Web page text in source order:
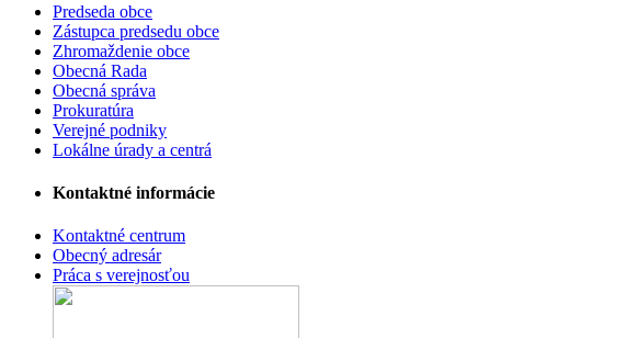
Predseda obce
Zástupca predsedu obce
Zhromaždenie obce
Obecná Rada
Obecná správa
Prokuratúra
Verejné podniky
Lokálne úrady a centrá
Kontaktné informácie
Kontaktné centrum
Obecný adresár
Práca s verejnosťou